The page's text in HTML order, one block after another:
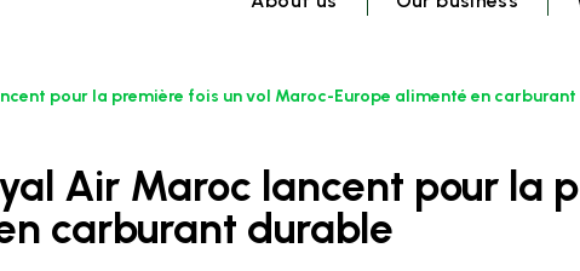
pour la première fois un vol Maroc-Europe alimenté en
carburant durable